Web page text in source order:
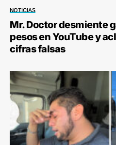
NOTICIAS
Mr. Doctor desmiente
pesos en YouTube y
cifras falsas